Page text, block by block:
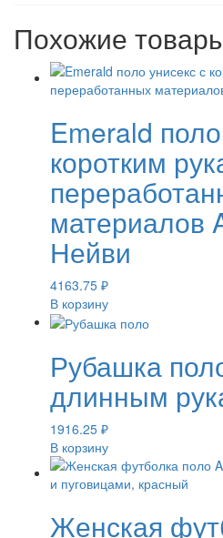
Похожие
Emerald
коротким
материалов
Нейви
4163.75 ₽
В корзину
Рубашка
длинным
1916.25 ₽
В корзину
Женская